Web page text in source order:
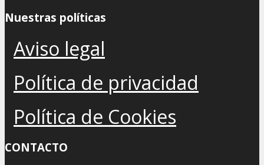
Nuestras políticas
Aviso legal
Política de privacidad
Política de Cookies
CONTACTO